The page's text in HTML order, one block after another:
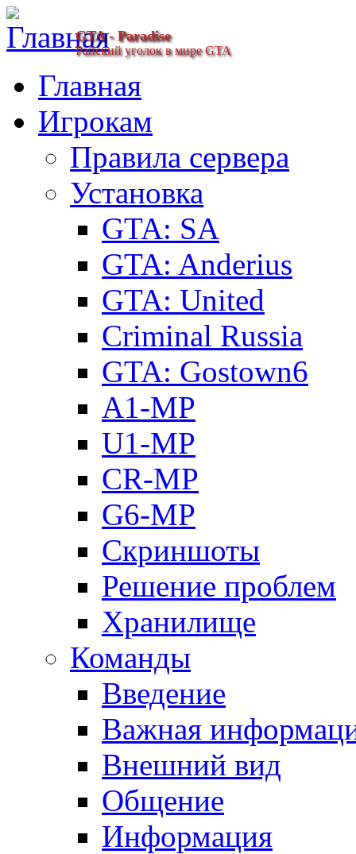
GTA - Paradise
Райский уголок в мире GTA
Главная
Игрокам
Правила сервера
Установка
GTA: SA
GTA: Anderius
GTA: United
Criminal Russia
GTA: Gostown6
A1-MP
U1-MP
CR-MP
G6-MP
Скриншоты
Решение проблем
Хранилище
Команды
Введение
Важная
Внешний вид
Общение
Информация